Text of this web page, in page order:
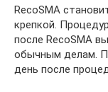
RecoSMA
крепкой.
после RecoSMA
обычным делам.
день после